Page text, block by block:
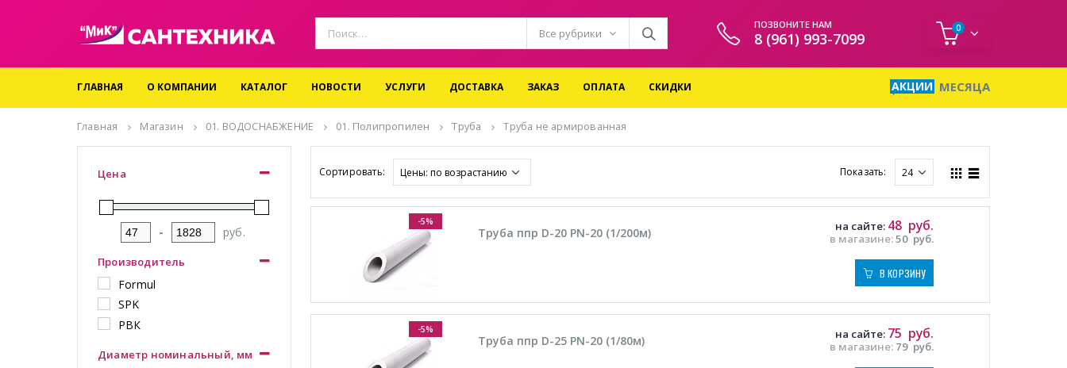
Все рубрики
ПОЗВОНИТЕ НАМ
8 (961) 993-7099
0
ГЛАВНАЯ О КОМПАНИИ КАТАЛОГ НОВОСТИ УСЛУГИ ДОСТАВКА ЗАКАЗ ОПЛАТА СКИДКИ МЕСЯЦА
АКЦИИ
Главная Магазин 01. ВОДОСНАБЖЕНИЕ 01. Полипропилен Труба Труба не армированная
Сортировать: Показать:
-5%
Труба ппр D-20 PN-20 (1/200м) в магазине:50 руб.
на сайте: 48 руб.
В КОРЗИНУ
-5%
Труба ппр D-25 PN-20 (1/80м) в магазине: 79 руб.
на сайте: 75 руб.
Цена
- руб.
Производитель
Formul
SPK
РВК
Диаметр номинальный, мм